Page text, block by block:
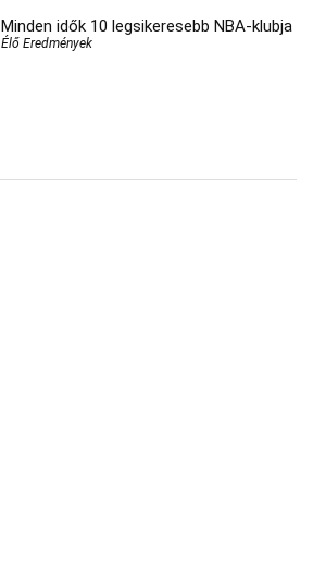
Minden idők 10 legsikeresebb NBA-klubja
Élő Eredmények